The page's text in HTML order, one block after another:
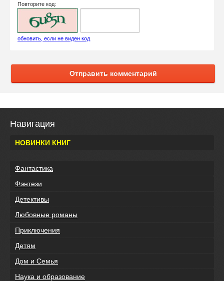
Повторите код:
обновить, если не виден код
Отправить комментарий
Навигация
НОВИНКИ КНИГ
Фантастика
Фэнтези
Детективы
Любовные романы
Приключения
Детям
Дом и Семья
Наука и образование